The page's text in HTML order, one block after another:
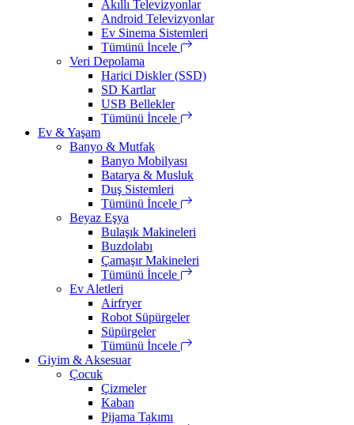
Akıllı Televizyonlar
Android Televizyonlar
Ev Sinema Sistemleri
Tümünü İncele
Veri Depolama
Harici Diskler (SSD)
SD Kartlar
USB Bellekler
Tümünü İncele
Ev & Yaşam
Banyo & Mutfak
Banyo Mobilyası
Batarya & Musluk
Duş Sistemleri
Tümünü İncele
Beyaz Eşya
Bulaşık Makineleri
Buzdolabı
Çamaşır Makineleri
Tümünü İncele
Ev Aletleri
Airfryer
Robot Süpürgeler
Süpürgeler
Tümünü İncele
Giyim & Aksesuar
Çocuk
Çizmeler
Kaban
Pijama Takımı